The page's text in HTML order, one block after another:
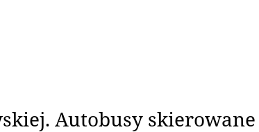
Autobusy